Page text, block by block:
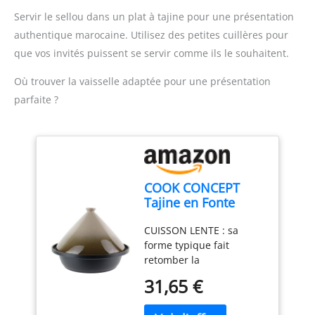
robinet ou à une eau
légèrement chaude. La
presse puree pomme de
terre est livrée avec des
peuvent être suspendus
Poignée Ergonomique】 :
Antidérapant et ferme, le
presse puree manuel
permet un
confortable ou fluide
même en utilisation
intensive. La conception
raisonnable vous permet
de faire facilement la
purée de pommes de
EN INOX : moulin à
légumes offrant un
broyage fin ou moyen
FACILE À RANGER : pieds
produit : 19 cm |
Servir le sellou dans un plat à tajine pour une présentation
authentique marocaine. Utilisez des petites cuillères pour
que vos invités puissent se servir comme ils le souhaitent.
Où trouver la vaisselle adaptée pour une présentation
parfaite ?
COOK CONCEPT
Tajine en Fonte
Antiadhésif 30 cm
Taupe
CUISSON LENTE : sa
forme typique fait
retomber la
aliments pour les rendre
tendres. Des plats
31,65 €